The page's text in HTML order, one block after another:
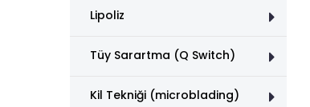
Lipoliz
Tüy Sarartma (Q Switch)
Kil Tekniği (microblading)